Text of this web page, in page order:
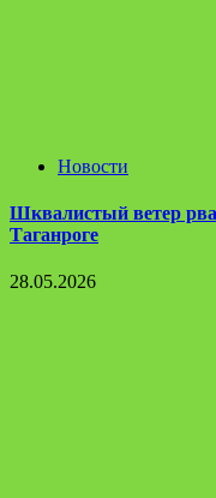
Новости
Шквалистый ветер
Таганроге
28.05.2026